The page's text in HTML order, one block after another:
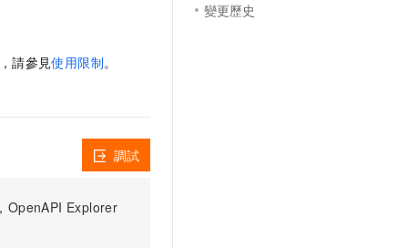
請參見使用限制。
OpenAPI Explorer
調試
變更歷史